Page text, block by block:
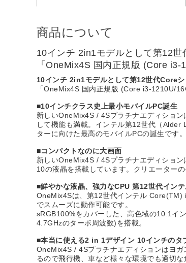
商品について
10インチ 2in1モデルとして第12
「OneMix4S 国内正規版 (Core
10インチ 2in1モデルとして第12世代Core
「OneMix4S 国内正規版 (Core i3-1210U/
■10インチクラス史上最小モバイルPC誕生
新しいOneMix4S / 4Sプラチナエディショ
して機能も満載。インテル第12世代（
ターに向けた最高のモバイルPCの誕生です。
■コンパクトなのに大画面
新しいOneMix4S / 4Sプラチナエディショ
10の液晶を搭載しています。クリエーター
■鮮やかな液晶、強力なCPU 第12世代イン
OneMix4Sは、第12世代インテル Core(TM)
でスムーズに動作可能です。
sRGB100%をカバーした、高色域の10.1イ
4.7GHzのターボ周波数)を搭載。
■本当に使える2 in 1デザイン 10インチのタ
OneMix4S / 4Sプラチナエディションはヨ
るので飛行機、車など様々な環境でも適切